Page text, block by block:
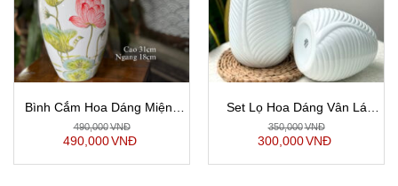
Bình Cắm Hoa Dáng Miệng
Cá vẽ Sen Màu Gốm Sứ Bát
Tràng
490,000VNĐ
490,000VNĐ
Set Lọ Hoa Dáng Vân Lá
Men Trắng Bóng, Decor Cắm
Hoa
350,000VNĐ
300,000VNĐ